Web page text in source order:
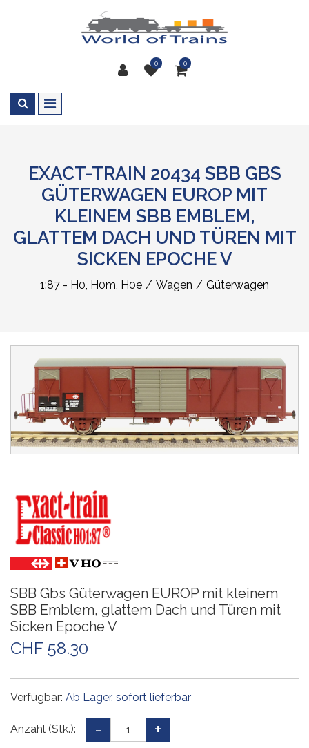
0 0
EXACT-TRAIN 20434 SBB GBS
GÜTERWAGEN EUROP MIT
KLEINEM SBB EMBLEM,
GLATTEM DACH UND TÜREN MIT
SICKEN EPOCHE V
1:87 - H0, H0m, H0e Wagen Güterwagen
SBB Gbs Güterwagen EUROP mit kleinem
SBB Emblem, glattem Dach und Türen mit
Sicken Epoche V
CHF 58.30
Verfügbar: Ab Lager, sofort lieferbar
Anzahl (Stk.):